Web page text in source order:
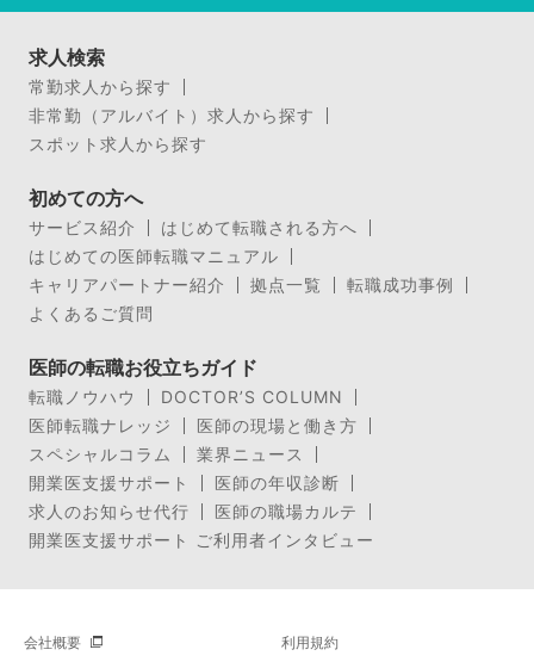
求人検索
常勤求人から探す
非常勤（アルバイト）求人から探す
スポット求人から探す
初めての方へ
サービス紹介
はじめて転職される方へ
はじめての医師転職マニュアル
キャリアパートナー紹介
拠点一覧
転職成功事例
よくあるご質問
医師の転職お役立ちガイド
転職ノウハウ
DOCTOR’S COLUMN
医師転職ナレッジ
医師の現場と働き方
スペシャルコラム
業界ニュース
開業医支援サポート
医師の年収診断
求人のお知らせ代行
医師の職場カルテ
開業医支援サポート ご利用者インタビュー
会社概要 利用規約